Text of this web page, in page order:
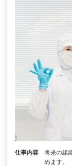
仕事内容
将来の組
めます。